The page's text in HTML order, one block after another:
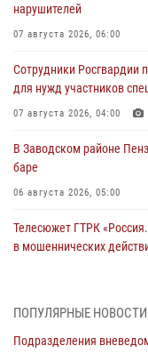
нарушителей
07 августа 2026, 06:00
Сотрудники Росгвардии
для нужд участников
07 августа 2026, 04:00
В Заводском районе
баре
06 августа 2026, 05:00
Телесюжет ГТРК
в мошеннических
В Заречном
05 августа 2026, 07:00
ПОПУЛЯРНЫЕ НОВОСТИ
Подразделения